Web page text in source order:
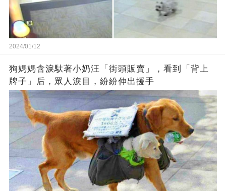
2024/01/12
狗媽媽含淚馱著小奶汪「街頭販賣」，看到「背上
牌子」后，眾人淚目，紛紛伸出援手